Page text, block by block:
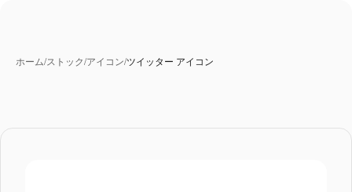
ホーム/ストック/アイコン/ツイッター アイコン